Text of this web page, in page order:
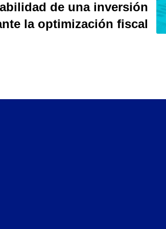
de una inversión
la optimización fiscal